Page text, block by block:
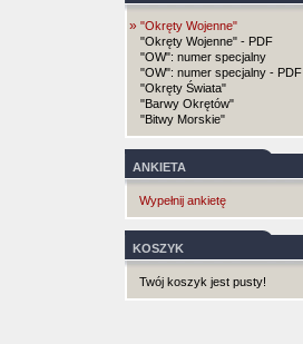
» "Okręty Wojenne"
"Okręty Wojenne" - PDF
"OW": numer specjalny
"OW": numer specjalny - PDF
"Okręty Świata"
"Barwy Okrętów"
"Bitwy Morskie"
ANKIETA
Wypełnij ankietę
KOSZYK
Twój koszyk jest pusty!